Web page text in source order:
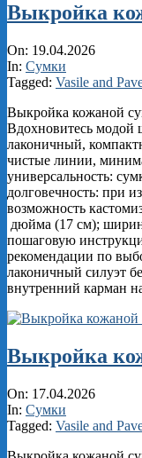
Выкройка
2026-
04-
19
On: 19.04.2026
In: Сумки
Tagged: Vasile and
Выкройка кожаной
Вдохновитесь модой
лаконичный,
чистые линии,
универсальность:
долговечность: при
возможность
дюйма (17 см);
пошаговую
рекомендации по
лаконичный силуэт
внутренний карман
Выкройка
2026-
04-
17
On: 17.04.2026
In: Сумки
Tagged: Vasile and